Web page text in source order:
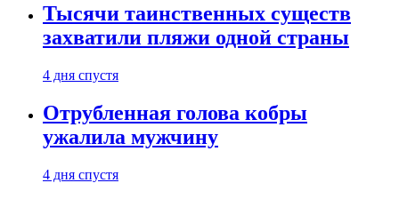
Тысячи таинственных существ
захватили пляжи одной страны
4 дня спустя
Отрубленная голова кобры
ужалила мужчину
4 дня спустя